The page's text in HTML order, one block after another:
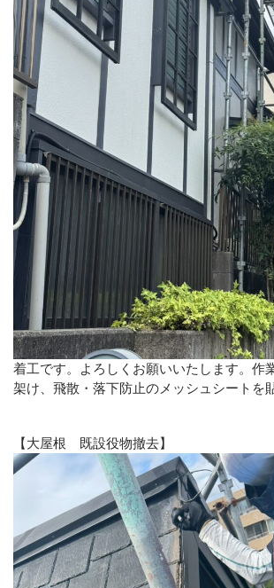
着工です。よろしくお願いいたします。作
架け、飛散・落下防止のメッシュシートを
【大屋根 既設役物撤去】